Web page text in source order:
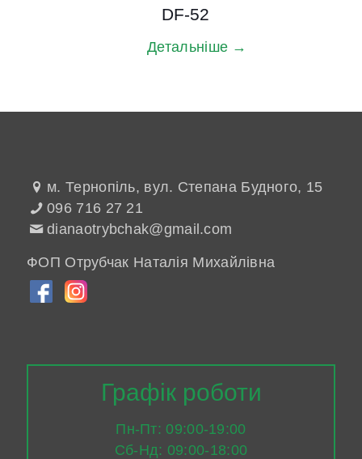
DF-52
Детальніше →
м. Тернопіль, вул. Степана Будного, 15
096 716 27 21
dianaotrybchak@gmail.com
ФОП Отрубчак Наталія Михайлівна
Графік роботи
Пн-Пт: 09:00-19:00
Сб-Нд: 09:00-18:00